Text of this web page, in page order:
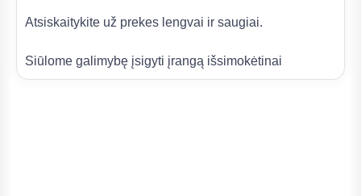
Atsiskaitykite už prekes lengvai ir saugiai.
Siūlome galimybę įsigyti įrangą išsimokėtinai